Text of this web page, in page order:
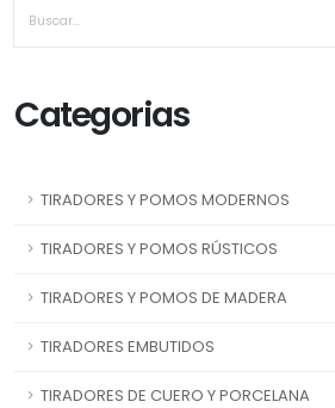
Categorias
TIRADORES Y POMOS MODERNOS
TIRADORES Y POMOS RÚSTICOS
TIRADORES Y POMOS DE MADERA
TIRADORES EMBUTIDOS
TIRADORES DE CUERO Y PORCELANA